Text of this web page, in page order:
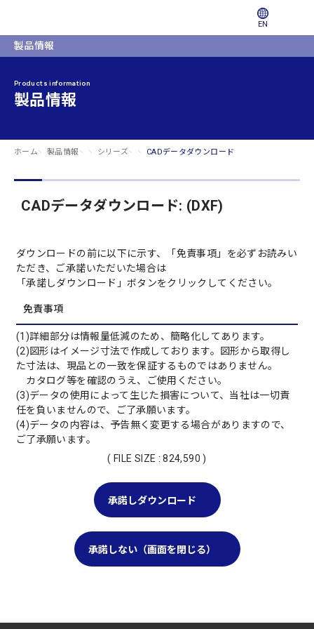
EN
製品情報
Products information
製品情報
ホーム 製品情報 シリーズ CADデータダウンロード
CADデータダウンロード: (DXF)
ダウンロードの前に以下に示す、「免責事項」を必ずお読みい
ただき、ご承諾いただいた場合は
「承諾しダウンロード」ボタンをクリックしてください。
免責事項
(1)詳細部分は情報量低減のため、簡略化してあります。
(2)図形はイメージ寸法で作成しております。図形から取得し
た寸法は、現品との一致を保証するものではありません。
カタログ等を確認のうえ、ご使用ください。
(3)データの使用によって生じた損害について、当社は一切責
任を負いませんので、ご了承願います。
(4)データの内容は、予告無く変更する場合がありますので、
ご了承願います。
( FILE SIZE : 824,590 )
承諾しダウンロード
承諾しない（画面を閉じる）